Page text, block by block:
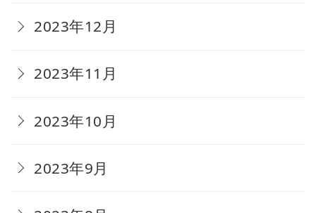
2023年12月
2023年11月
2023年10月
2023年9月